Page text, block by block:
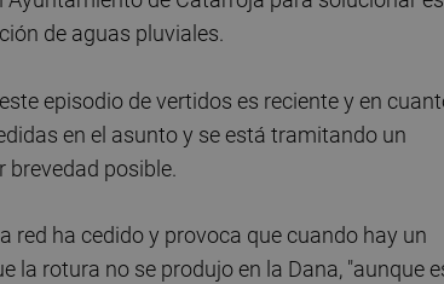
de aguas pluviales.
episodio de vertidos es reciente y en
en el asunto y se está tramitando un
brevedad posible.
red ha cedido y provoca que cuando hay un
la rotura no se produjo en la Dana, "aunque